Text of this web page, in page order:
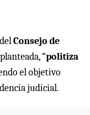
Consejo de
“politiza
el objetivo
judicial.